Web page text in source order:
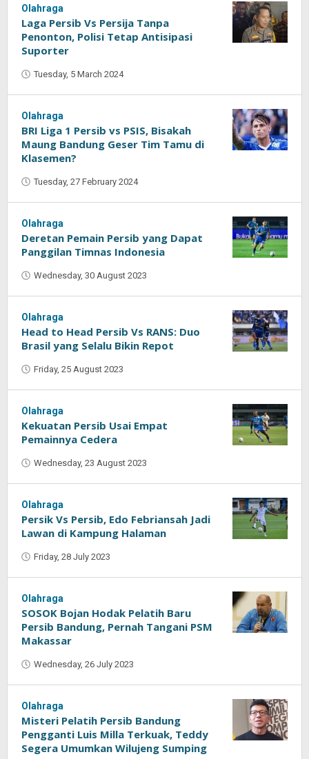
Olahraga
Laga Persib Vs Persija Tanpa
Penonton, Polisi Tetap Antisipasi
Suporter
Tuesday, 5 March 2024
Olahraga
BRI Liga 1 Persib vs PSIS, Bisakah
Maung Bandung Geser Tim Tamu di
Klasemen?
Tuesday, 27 February 2024
Olahraga
Deretan Pemain Persib yang Dapat
Panggilan Timnas Indonesia
Wednesday, 30 August 2023
Olahraga
Head to Head Persib Vs RANS: Duo
Brasil yang Selalu Bikin Repot
Friday, 25 August 2023
Olahraga
Kekuatan Persib Usai Empat
Pemainnya Cedera
Wednesday, 23 August 2023
Olahraga
Persik Vs Persib, Edo Febriansah Jadi
Lawan di Kampung Halaman
Friday, 28 July 2023
Olahraga
SOSOK Bojan Hodak Pelatih Baru
Persib Bandung, Pernah Tangani PSM
Makassar
Wednesday, 26 July 2023
Olahraga
Misteri Pelatih Persib Bandung
Pengganti Luis Milla Terkuak, Teddy
Segera Umumkan Wilujeng Sumping